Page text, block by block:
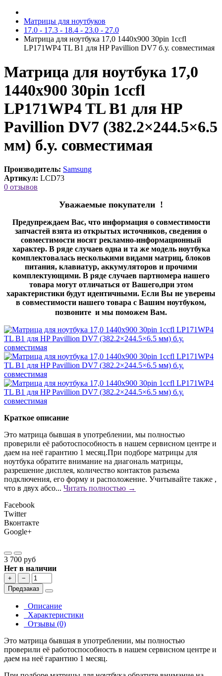
Матрицы для ноутбуков
17.0 - 17.3 - 18.4 - 23.0 - 27.0
Матрица для ноутбука 17,0 1440x900 30pin 1ccfl
LP171WP4 TL B1 для HP Pavillion DV7 б.у. cовместимая
Матрица для ноутбука 17,0
1440x900 30pin 1ccfl
LP171WP4 TL B1 для HP
Pavillion DV7 (382.2×244.5×6.5
мм) б.у. cовместимая
Производитель: Samsung
Артикул: LCD73
0 отзывов
Уважаемые покупатели !
Предупреждаем Вас, что информация о совместимости
запчастей взята из открытых источников, сведения о
совместимости носят рекламно-информационный
характер. В ряде случаев одна и та же модель ноутбука
комплектовалась несколькими видами матриц, блоков
питания, клавиатур, аккумуляторов и прочими
комплектующими. В ряде случаев партномера нашего
товара могут отличаться от Вашего,при этом
характеристики будут идентичными. Если Вы не уверены
в совместимости нашего товара с Вашим ноутбуком,
позвоните и мы поможем Вам.
Краткое описание
Это матрица бывшая в употреблении, мы полностью
проверили её работоспособность в нашем сервисном центре и
даем на неё гарантию 1 месяц.При подборе матрицы для
ноутбука обратите внимание на диагональ матрицы,
разрешение дисплея, количество контактов разъема
подключения, его форму и расположение. Учитывайте также ,
что в двух абсо... Читать полностью →
Facebook
Twitter
Вконтакте
Google+
3 700 руб
Нет в наличии
+
−
Предзаказ
Описание
Характеристики
Отзывы (0)
Это матрица бывшая в употреблении, мы полностью
проверили её работоспособность в нашем сервисном центре и
даем на неё гарантию 1 месяц.